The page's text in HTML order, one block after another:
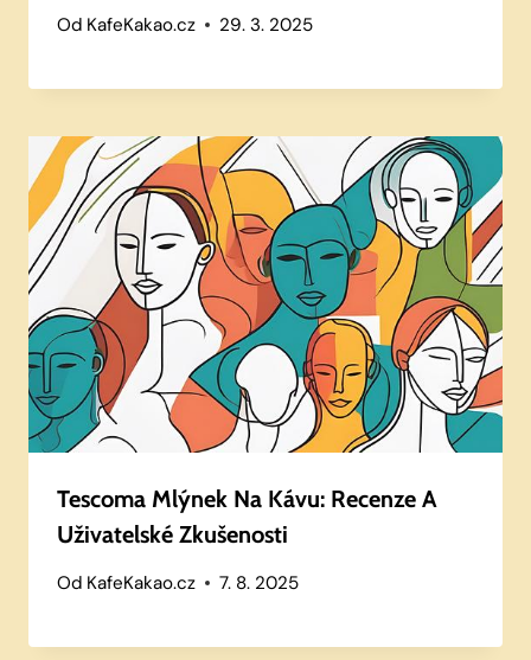
Od KafeKakao.cz 29. 3. 2025
Tescoma Mlýnek Na Kávu: Recenze A
Uživatelské Zkušenosti
Od KafeKakao.cz 7. 8. 2025